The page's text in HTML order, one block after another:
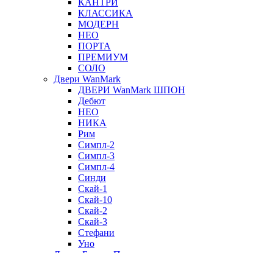
КАНТРИ
КЛАССИКА
МОДЕРН
НЕО
ПОРТА
ПРЕМИУМ
СОЛО
Двери WanMark
ДВЕРИ WanMark ШПОН
Дебют
НЕО
НИКА
Рим
Симпл-2
Симпл-3
Симпл-4
Синди
Скай-1
Скай-10
Скай-2
Скай-3
Стефани
Уно